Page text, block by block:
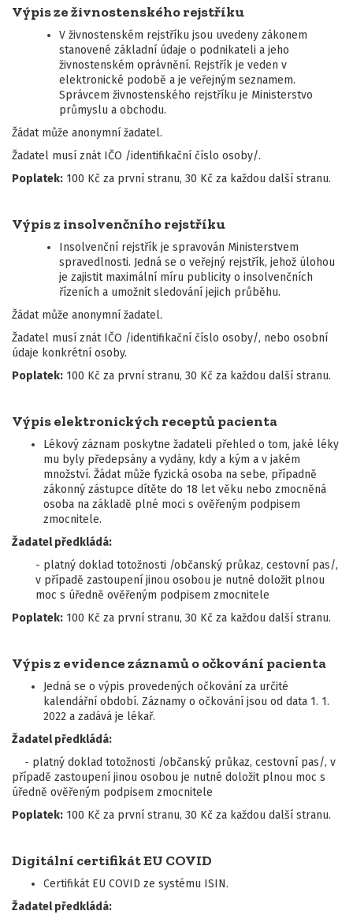
Výpis ze živnostenského rejstříku
V živnostenském rejstříku jsou uvedeny zákonem
stanovené základní údaje o podnikateli a jeho
živnostenském oprávnění. Rejstřík je veden v
elektronické podobě a je veřejným seznamem.
Správcem živnostenského rejstříku je Ministerstvo
průmyslu a obchodu.
Žádat může anonymní žadatel.
Žadatel musí znát IČO /identifikační číslo osoby/.
Poplatek: 100 Kč za první stranu, 30 Kč za každou další stranu.
Výpis z insolvenčního rejstříku
Insolvenční rejstřík je spravován Ministerstvem
spravedlnosti. Jedná se o veřejný rejstřík, jehož úlohou
je zajistit maximální míru publicity o insolvenčních
řízeních a umožnit sledování jejich průběhu.
Žádat může anonymní žadatel.
Žadatel musí znát IČO /identifikační číslo osoby/, nebo osobní
údaje konkrétní osoby.
Poplatek: 100 Kč za první stranu, 30 Kč za každou další stranu.
Výpis elektronických receptů pacienta
Lékový záznam poskytne žadateli přehled o tom, jaké léky
mu byly předepsány a vydány, kdy a kým a v jakém
množství. Žádat může fyzická osoba na sebe, případně
zákonný zástupce dítěte do 18 let věku nebo zmocněná
osoba na základě plné moci s ověřeným podpisem
zmocnitele.
Žadatel předkládá:
- platný doklad totožnosti /občanský průkaz, cestovní pas/,
v případě zastoupení jinou osobou je nutné doložit plnou
moc s úředně ověřeným podpisem zmocnitele
Poplatek: 100 Kč za první stranu, 30 Kč za každou další stranu.
Výpis z evidence záznamů o očkování pacienta
Jedná se o výpis provedených očkování za určité
kalendářní období. Záznamy o očkování jsou od data 1. 1.
2022 a zadává je lékař.
Žadatel předkládá:
- platný doklad totožnosti /občanský průkaz, cestovní pas/, v
případě zastoupení jinou osobou je nutné doložit plnou moc s
úředně ověřeným podpisem zmocnitele
Poplatek: 100 Kč za první stranu, 30 Kč za každou další stranu.
Digitální certifikát EU COVID
Certifikát EU COVID ze systému ISIN.
Žadatel předkládá: